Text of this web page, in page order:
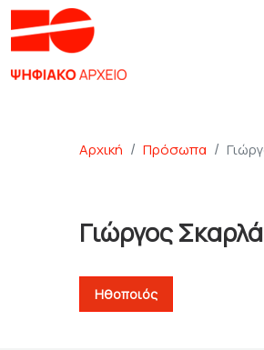
Αρχική Πρόσωπα
Γιώργος
Ηθοποιός